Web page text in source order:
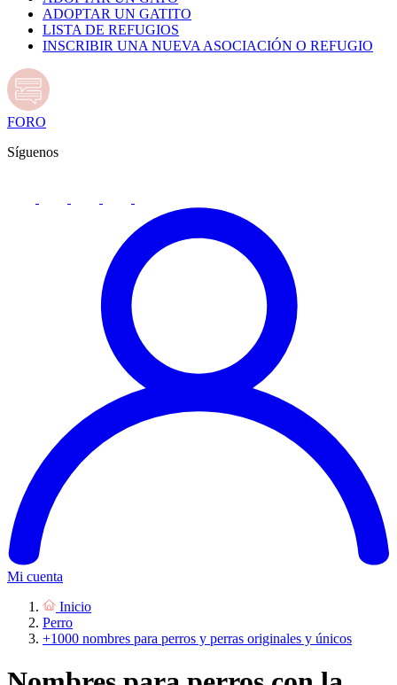
ADOPTAR UN GATITO
LISTA DE REFUGIOS
INSCRIBIR UNA NUEVA ASOCIACIÓN O REFUGIO
FORO
Síguenos
Mi cuenta
Inicio
Perro
+1000 nombres para perros y perras originales y únicos